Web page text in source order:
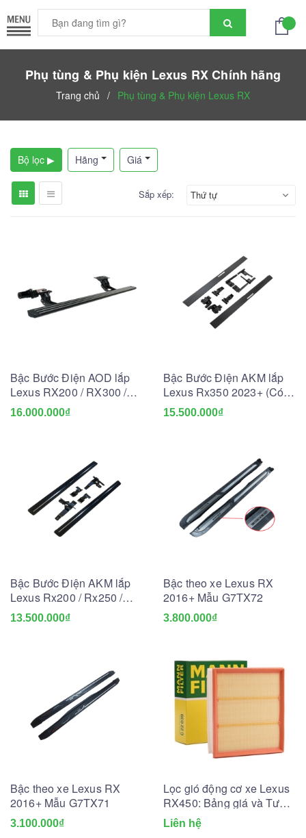
Phụ tùng & Phụ kiện Lexus RX Chính hãng
Trang chủ / Phụ tùng & Phụ kiện Lexus RX
Bộ lọc ▶ Hãng Giá
Sắp xếp: Thứ tự
Bậc Bước Điện AOD lắp
Lexus RX200 / RX300 /
RX350 2016+
16.000.000₫
Bậc Bước Điện AKM lắp
Lexus Rx350 2023+ (Có
Led)
15.500.000₫
Bậc Bước Điện AKM lắp
Lexus Rx200 / Rx250 /
Rx300 T 2018+
13.500.000₫
Bậc theo xe Lexus RX
2016+ Mẫu G7TX72
3.800.000₫
Bậc theo xe Lexus RX
2016+ Mẫu G7TX71
3.100.000₫
Lọc gió động cơ xe Lexus
RX450: Bảng giá và Tư
vấn A-Z
Liên hệ